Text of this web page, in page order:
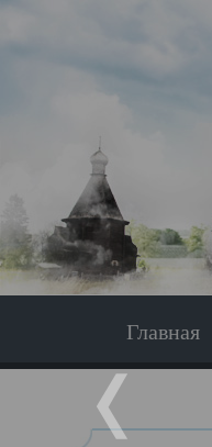
Главная